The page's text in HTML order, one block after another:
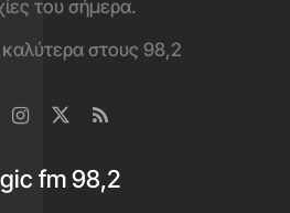
του σήμερα.
στους 98,2
fm 98,2